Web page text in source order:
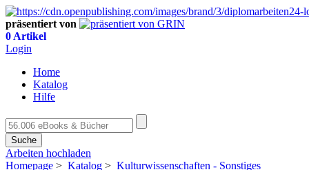
präsentiert von
0 Artikel
Login
Home
Katalog
Hilfe
Suche
Arbeiten hochladen
Homepage > Katalog > Kulturwissenschaften - Sonstiges